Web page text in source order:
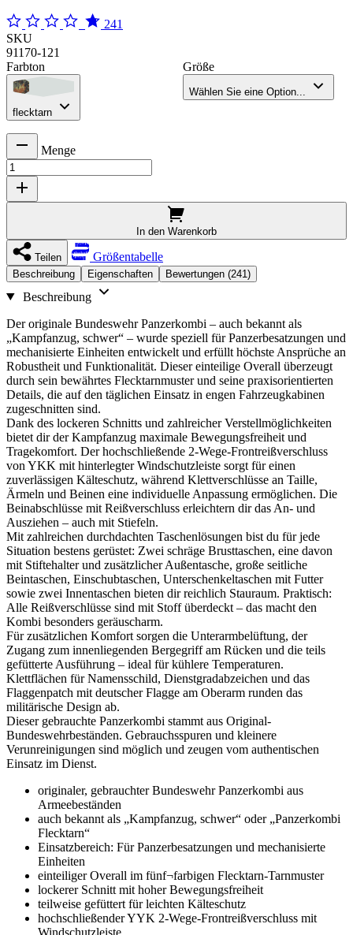
241
SKU
91170-121
Farbton
flecktarn
Größe
Wählen Sie eine Option...
Menge
In den Warenkorb
Teilen Größentabelle
Beschreibung Eigenschaften Bewertungen (241)
Beschreibung
Der originale Bundeswehr Panzerkombi – auch bekannt als
„Kampfanzug, schwer“ – wurde speziell für Panzerbesatzungen und
mechanisierte Einheiten entwickelt und erfüllt höchste Ansprüche an
Robustheit und Funktionalität. Dieser einteilige Overall überzeugt
durch sein bewährtes Flecktarnmuster und seine praxisorientierten
Details, die auf den täglichen Einsatz in engen Fahrzeugkabinen
zugeschnitten sind.
Dank des lockeren Schnitts und zahlreicher Verstellmöglichkeiten
bietet dir der Kampfanzug maximale Bewegungsfreiheit und
Tragekomfort. Der hochschließende 2-Wege-Frontreißverschluss
von YKK mit hinterlegter Windschutzleiste sorgt für einen
zuverlässigen Kälteschutz, während Klettverschlüsse an Taille,
Ärmeln und Beinen eine individuelle Anpassung ermöglichen. Die
Beinabschlüsse mit Reißverschluss erleichtern dir das An- und
Ausziehen – auch mit Stiefeln.
Mit zahlreichen durchdachten Taschenlösungen bist du für jede
Situation bestens gerüstet: Zwei schräge Brusttaschen, eine davon
mit Stiftehalter und zusätzlicher Außentasche, große seitliche
Beintaschen, Einschubtaschen, Unterschenkeltaschen mit Futter
sowie zwei Innentaschen bieten dir reichlich Stauraum. Praktisch:
Alle Reißverschlüsse sind mit Stoff überdeckt – das macht den
Kombi besonders geräuscharm.
Für zusätzlichen Komfort sorgen die Unterarmbelüftung, der
Zugang zum innenliegenden Bergegriff am Rücken und die teils
gefütterte Ausführung – ideal für kühlere Temperaturen.
Klettflächen für Namensschild, Dienstgradabzeichen und das
Flaggenpatch mit deutscher Flagge am Oberarm runden das
militärische Design ab.
Dieser gebrauchte Panzerkombi stammt aus Original-
Bundeswehrbeständen. Gebrauchsspuren und kleinere
Verunreinigungen sind möglich und zeugen vom authentischen
Einsatz im Dienst.
originaler, gebrauchter Bundeswehr Panzerkombi aus
Armeebeständen
auch bekannt als „Kampfanzug, schwer“ oder „Panzerkombi
Flecktarn“
Einsatzbereich: Für Panzerbesatzungen und mechanisierte
Einheiten
einteiliger Overall im fünf¬farbigen Flecktarn-Tarnmuster
lockerer Schnitt mit hoher Bewegungsfreiheit
teilweise gefüttert für leichten Kälteschutz
hochschließender YYK 2-Wege-Frontreißverschluss mit
Windschutzleiste